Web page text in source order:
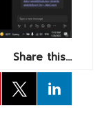
Share this…